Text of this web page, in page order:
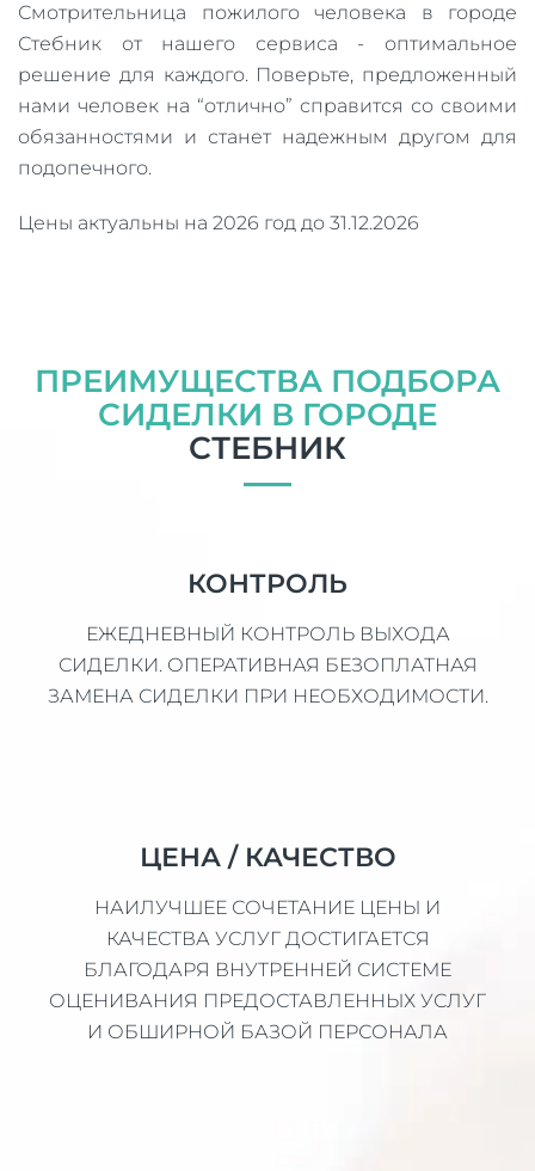
Смотрительница пожилого человека в городе
Стебник от нашего сервиса - оптимальное
решение для каждого. Поверьте, предложенный
нами человек на “отлично” справится со своими
обязанностями и станет надежным другом для
подопечного.
Цены актуальны на 2026 год до 31.12.2026
ПРЕИМУЩЕСТВА ПОДБОРА
СИДЕЛКИ В ГОРОДЕ
СТЕБНИК
КОНТРОЛЬ
ЕЖЕДНЕВНЫЙ КОНТРОЛЬ ВЫХОДА
СИДЕЛКИ. ОПЕРАТИВНАЯ БЕЗОПЛАТНАЯ
ЗАМЕНА СИДЕЛКИ ПРИ НЕОБХОДИМОСТИ.
ЦЕНА / КАЧЕСТВО
НАИЛУЧШЕЕ СОЧЕТАНИЕ ЦЕНЫ И
КАЧЕСТВА УСЛУГ ДОСТИГАЕТСЯ
БЛАГОДАРЯ ВНУТРЕННЕЙ СИСТЕМЕ
ОЦЕНИВАНИЯ ПРЕДОСТАВЛЕННЫХ УСЛУГ
И ОБШИРНОЙ БАЗОЙ ПЕРСОНАЛА